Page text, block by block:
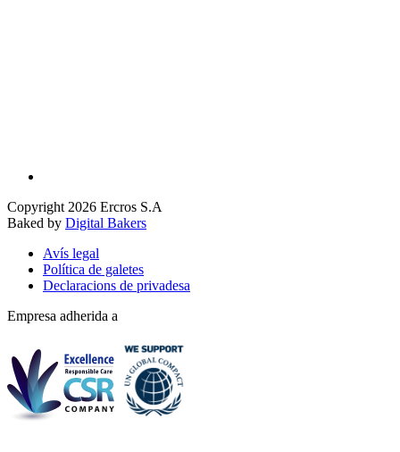
Copyright 2026 Ercros S.A
Baked by Digital Bakers
Avís legal
Política de galetes
Declaracions de privadesa
Empresa adherida a